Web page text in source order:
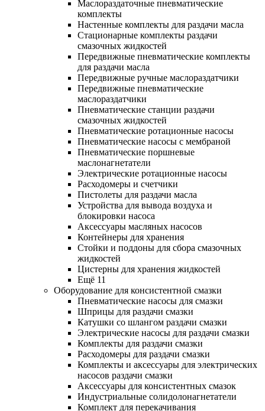
Маслораздаточные пневматические
комплекты
Настенные комплекты для раздачи масла
Стационарные комплекты раздачи
смазочных жидкостей
Передвижные пневматические комплекты
для раздачи масла
Передвижные ручные маслораздатчики
Передвижные пневматические
маслораздатчики
Пневматические станции раздачи
смазочных жидкостей
Пневматические ротационные насосы
Пневматические насосы с мембраной
Пневматические поршневые
маслонагнетатели
Электрические ротационные насосы
Расходомеры и счетчики
Пистолеты для раздачи масла
Устройства для вывода воздуха и
блокировки насоса
Аксессуары масляных насосов
Контейнеры для хранения
Стойки и поддоны для сбора смазочных
жидкостей
Цистерны для хранения жидкостей
Ещё 11
Оборудование для консистентной смазки
Пневматические насосы для смазки
Шприцы для раздачи смазки
Катушки со шлангом раздачи смазки
Электрические насосы для раздачи смазки
Комплекты для раздачи смазки
Расходомеры для раздачи смазки
Комплекты и аксессуары для электрических
насосов раздачи смазки
Аксессуары для консистентных смазок
Индустриальные солидолонагнетатели
Комплект для перекачивания